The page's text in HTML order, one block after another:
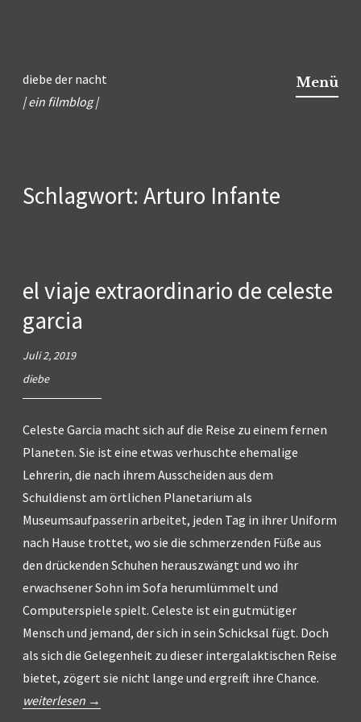
Inhalt
springen
diebe der nacht
| ein filmblog |
Menü
Schlagwort: Arturo Infante
el viaje extraordinario de celeste
garcia
Juli 2, 2019
diebe
Celeste Garcia macht sich auf die Reise zu einem fernen
Planeten. Sie ist eine etwas verhuschte ehemalige
Lehrerin, die nach ihrem Ausscheiden aus dem
Schuldienst am örtlichen Planetarium als
Museumsaufpasserin arbeitet, jeden Tag in ihrer Uniform
nach Hause trottet, wo sie die schmerzenden Füße aus
den drückenden Schuhen herauszwängt und wo ihr
erwachsener Sohn im Sofa herumlümmelt und
Computerspiele spielt. Celeste ist ein gutmütiger
Mensch und jemand, der sich in sein Schicksal fügt. Doch
als sich die Gelegenheit zu dieser intergalaktischen Reise
bietet, zögert sie nicht lange und ergreift ihre Chance.
weiterlesen →